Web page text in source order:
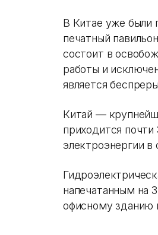
В Китае уже были
печатный
состоит в
работы и
является
Китай —
приходится
электроэнергии в
напечатанным на
офисному зданию